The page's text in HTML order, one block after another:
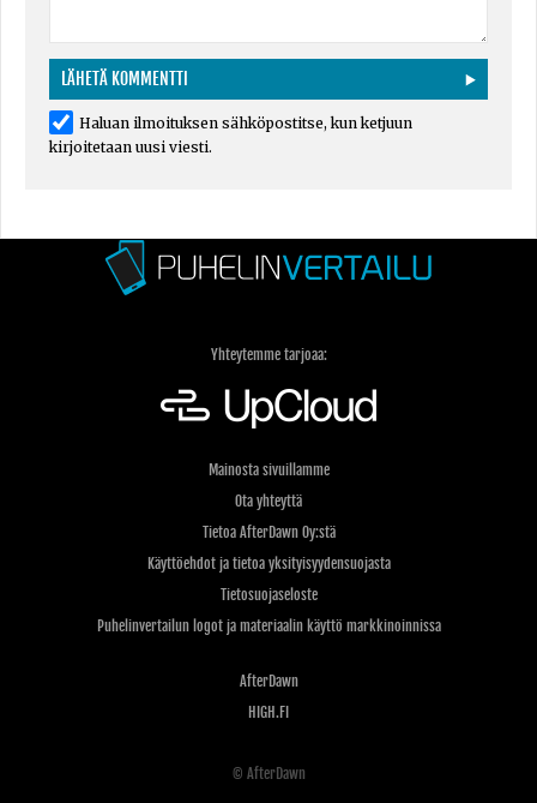
Haluan ilmoituksen sähköpostitse, kun ketjuun
kirjoitetaan uusi viesti.
Yhteytemme tarjoaa:
Mainosta sivuillamme
Ota yhteyttä
Tietoa AfterDawn Oy:stä
Käyttöehdot ja tietoa yksityisyydensuojasta
Tietosuojaseloste
Puhelinvertailun logot ja materiaalin käyttö markkinoinnissa
AfterDawn
HIGH.FI
© AfterDawn